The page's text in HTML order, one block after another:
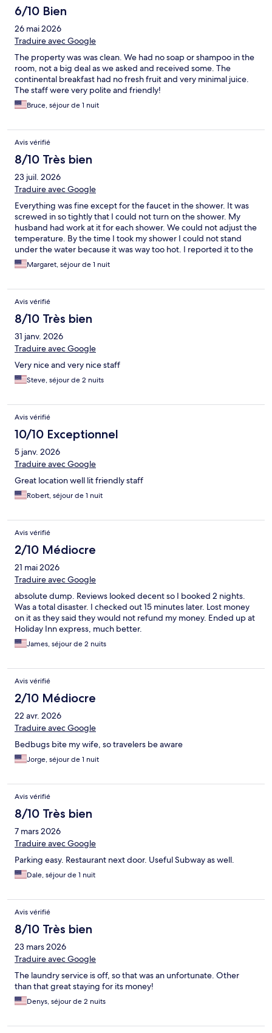
6/10 Bien
26 mai 2026
Traduire avec Google
The property was was clean. We had no soap or shampoo in the
room, not a big deal as we asked and received some. The
continental breakfast had no fresh fruit and very minimal juice.
The staff were very polite and friendly!
Bruce, séjour de 1 nuit
Avis vérifié
8/10 Très bien
23 juil. 2026
Traduire avec Google
Everything was fine except for the faucet in the shower. It was
screwed in so tightly that I could not turn on the shower. My
husband had work at it for each shower. We could not adjust the
temperature. By the time I took my shower I could not stand
under the water because it was way too hot. I reported it to the
front desk at checkout. She said they have put in numerous
requests for all the rooms’ faucets to be fixed, but nothing has
Margaret, séjour de 1 nuit
Avis vérifié
8/10 Très bien
31 janv. 2026
Traduire avec Google
Very nice and very nice staff
Steve, séjour de 2 nuits
Avis vérifié
10/10 Exceptionnel
5 janv. 2026
Traduire avec Google
Great location well lit friendly staff
Robert, séjour de 1 nuit
Avis vérifié
2/10 Médiocre
21 mai 2026
Traduire avec Google
absolute dump. Reviews looked decent so I booked 2 nights.
Was a total disaster. I checked out 15 minutes later. Lost money
on it as they said they would not refund my money. Ended up at
Holiday Inn express, much better.
James, séjour de 2 nuits
Avis vérifié
2/10 Médiocre
22 avr. 2026
Traduire avec Google
Bedbugs bite my wife, so travelers be aware
Jorge, séjour de 1 nuit
Avis vérifié
8/10 Très bien
7 mars 2026
Traduire avec Google
Parking easy. Restaurant next door. Useful Subway as well.
Dale, séjour de 1 nuit
Avis vérifié
8/10 Très bien
23 mars 2026
Traduire avec Google
The laundry service is off, so that was an unfortunate. Other
than that great staying for its money!
Denys, séjour de 2 nuits